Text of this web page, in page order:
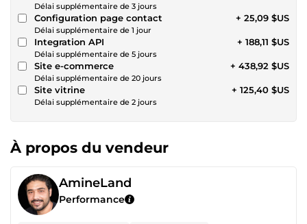
Délai supplémentaire de 3 jours
Configuration page contact
Délai supplémentaire de 1 jour
+ 25,09 $US
Integration API
Délai supplémentaire de 5 jours
+ 188,11 $US
Site e-commerce
Délai supplémentaire de 20 jours
+ 438,92 $US
Site vitrine
Délai supplémentaire de 2 jours
+ 125,40 $US
À propos du vendeur
AmineLand
Performance